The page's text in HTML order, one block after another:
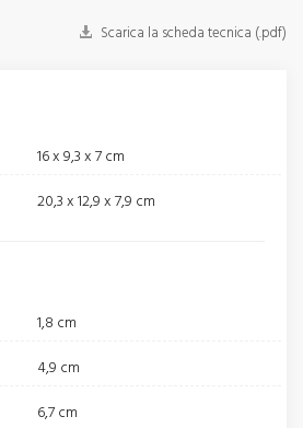
Scarica la scheda tecnica (.pdf)
16 x 9,3 x 7 cm
20,3 x 12,9 x 7,9 cm
1,8 cm
4,9 cm
6,7 cm